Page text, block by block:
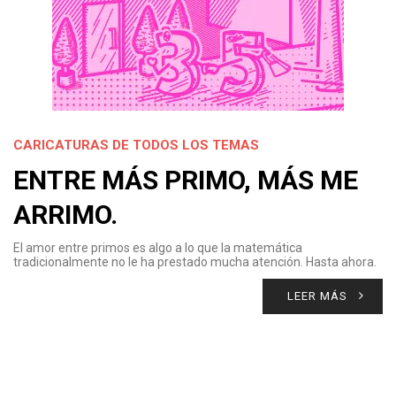
CARICATURAS DE TODOS LOS TEMAS
ENTRE MÁS PRIMO, MÁS ME
ARRIMO.
El amor entre primos es algo a lo que la matemática
tradicionalmente no le ha prestado mucha atención. Hasta ahora.
LEER MÁS